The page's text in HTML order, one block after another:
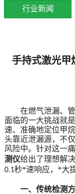
行业新闻
手持式激光甲
在燃气泄漏、
面临的一大挑战就
速、准确地定位甲烷
头靠近泄漏源，不
风险中。针对这一
测仪给出了理想解
0.1秒*速响应，*大
一、传统检测